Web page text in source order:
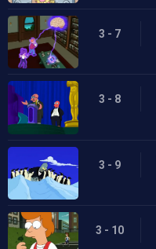
3 - 7
3 - 8
3 - 9
3 - 10